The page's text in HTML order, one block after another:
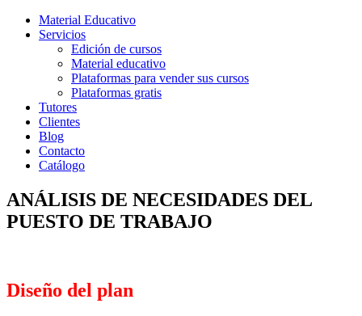
Material Educativo
Servicios
Edición de cursos
Material educativo
Plataformas para vender sus cursos
Plataformas gratis
Tutores
Clientes
Blog
Contacto
Catálogo
ANÁLISIS DE NECESIDADES DEL
PUESTO DE TRABAJO
Diseño del plan